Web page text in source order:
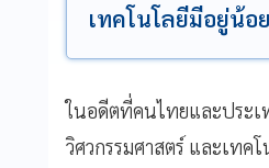
เทคโนโลยีมีอยู่น้อ
ในอดีตที่คนไทยและประเ
วิศวกรรมศาสตร์ และเทค